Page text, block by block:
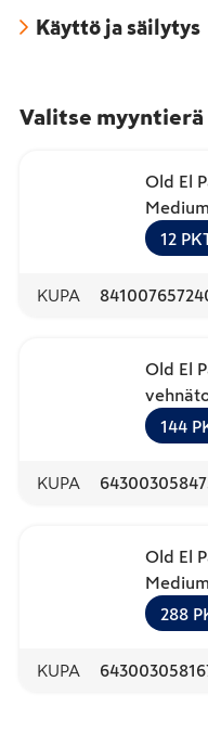
Käyttö ja säilytys
Valitse myyntierä
Old El
12
KUPA
Old El
144
KUPA
Old El
288
KUPA